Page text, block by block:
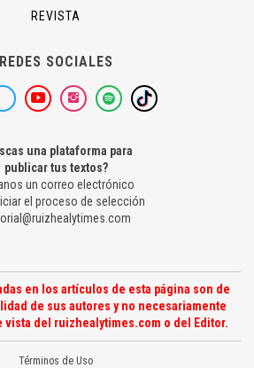
REVISTA
REDES SOCIALES
una plataforma para
publicar tus textos?
un correo electrónico
el proceso de selección
en los artículos de esta página son de
de sus autores y no necesariamente
vista del ruizhealytimes.com o del Editor.
Términos de Uso